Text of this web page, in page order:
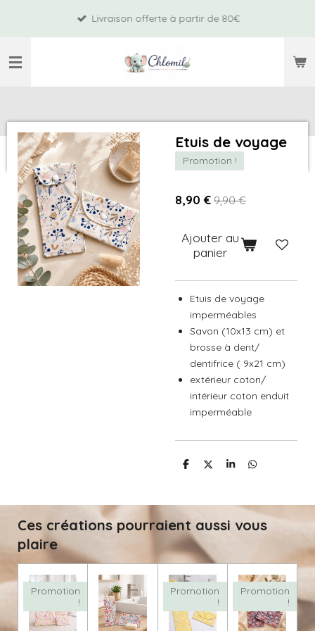
principal
Livraison offerte à partir de 80€
Etuis de voyage
Promotion !
8,90 € 9,90 €
Ajouter au
panier
Etuis de voyage
imperméables
Savon (10x13 cm) et
brosse à dent/
dentifrice ( 9x21 cm)
extérieur coton/
intérieur coton enduit
imperméable
P
a
e
r
P
a
e
P
a
e
P
a
e
Ces créations pourraient aussi vous
plaire
Promotion
!
Promotion
!
Promotion
!